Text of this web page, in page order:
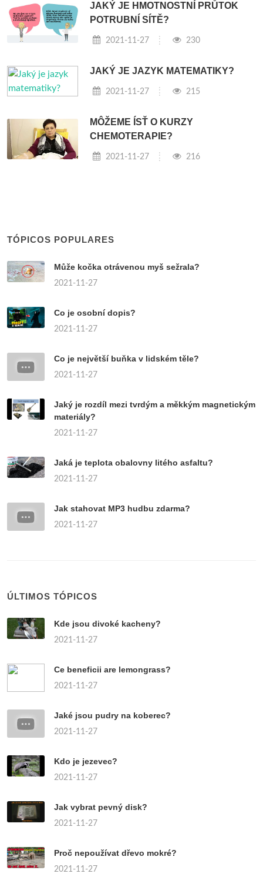
JAKÝ JE HMOTNOSTNÍ PRŮTOK
POTRUBNÍ SÍTĚ?
2021-11-27 230
JAKÝ JE JAZYK MATEMATIKY?
2021-11-27 215
MÔŽEME ÍSŤ O KURZY
CHEMOTERAPIE?
2021-11-27 216
TÓPICOS POPULARES
Může kočka otrávenou myš sežrala?
2021-11-27
Co je osobní dopis?
2021-11-27
Co je největší buňka v lidském těle?
2021-11-27
Jaký je rozdíl mezi tvrdým a měkkým magnetickým
materiály?
2021-11-27
Jaká je teplota obalovny litého asfaltu?
2021-11-27
Jak stahovat MP3 hudbu zdarma?
2021-11-27
ÚLTIMOS TÓPICOS
Kde jsou divoké kacheny?
2021-11-27
Ce beneficii are lemongrass?
2021-11-27
Jaké jsou pudry na koberec?
2021-11-27
Kdo je jezevec?
2021-11-27
Jak vybrat pevný disk?
2021-11-27
Proč nepoužívat dřevo mokré?
2021-11-27